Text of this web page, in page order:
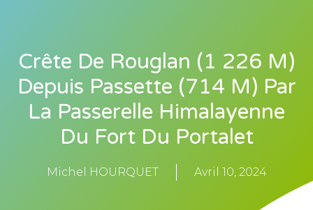
Crête De Rouglan (1 226 M)
Depuis Passette (714 M) Par
La Passerelle Himalayenne
Du Fort Du Portalet
Michel HOURQUET Avril 10, 2024